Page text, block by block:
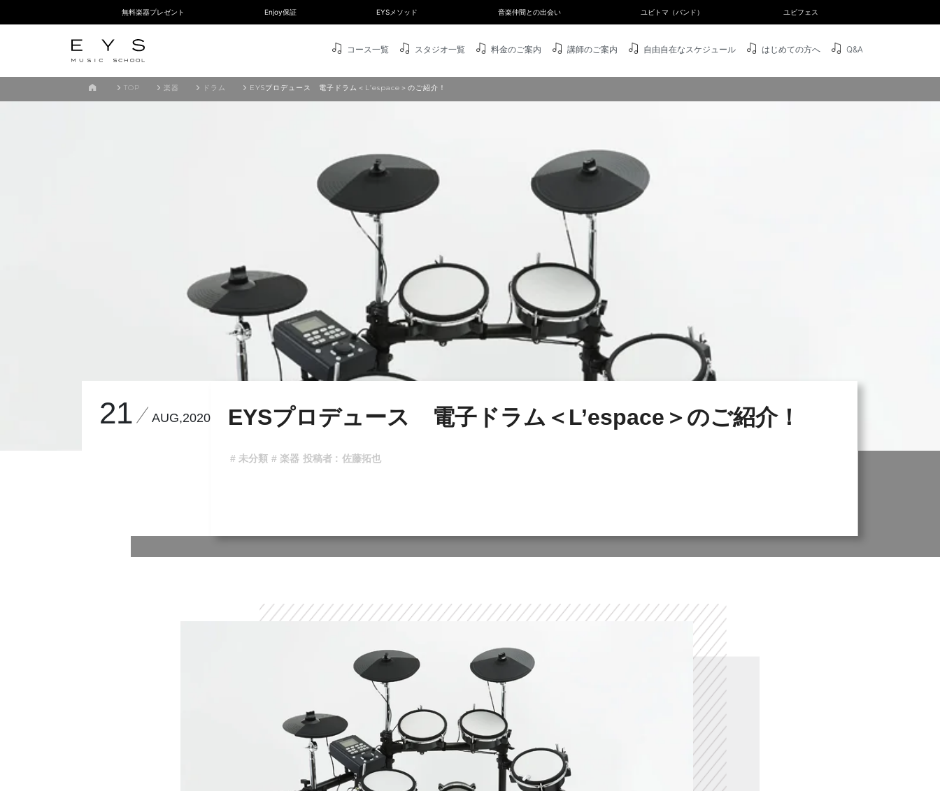
無料楽器プレゼント Enjoy保証 EYSメソッド 音楽仲間との出会い ユビトマ（バンド） ユビフェス
コース一覧 スタジオ一覧 料金のご案内 講師のご案内 自由自在なスケジュール はじめての方へ Q&A
TOP 楽器 ドラム EYSプロデュース 電子ドラム＜L’espace＞のご紹介！
21 AUG,2020 EYSプロデュース 電子ドラム＜L’espace＞のご紹介！
# 未分類 # 楽器 投稿者 : 佐藤拓也